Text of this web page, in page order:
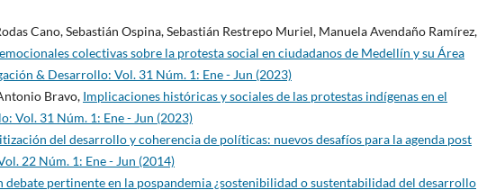
Cano, Sebastián Ospina, Sebastián Restrepo Muriel, Manuela Avendaño Ramírez,
colectivas sobre la protesta social en ciudadanos de Medellín y su Área
& Desarrollo: Vol. 31 Núm. 1: Ene - Jun (2023)
Bravo, Implicaciones históricas y sociales de las protestas indígenas en el
Vol. 31 Núm. 1: Ene - Jun (2023)
del desarrollo y coherencia de políticas: nuevos desafíos para la agenda post
22 Núm. 1: Ene - Jun (2014)
debate pertinente en la pospandemia ¿sostenibilidad o sustentabilidad del desarrollo